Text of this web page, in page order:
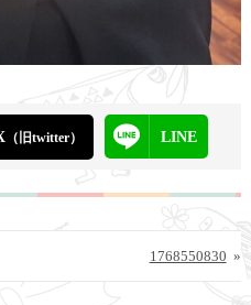
（旧twitter） LINE
»
1768550830